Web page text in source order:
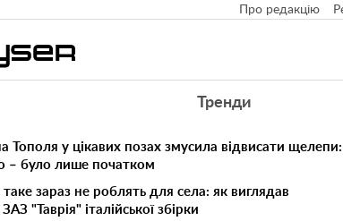
Про редакцію
Тренди
Тополя у цікавих позах змусила відвисати щелепи:
– було лише початком
зараз не роблять для села: як виглядав
"Таврія" італійської збірки